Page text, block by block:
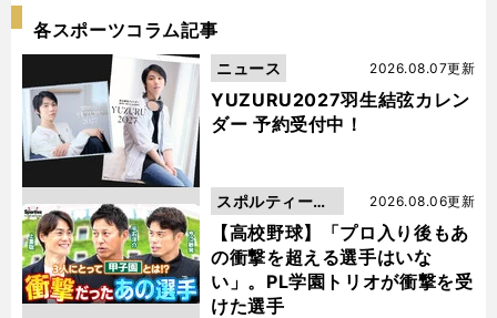
各スポーツコラム記事
YUZURU2027羽生結弦カレン
ダー 予約受付中！
2026.08.07更新
ニュース
【高校野球】「プロ入り後もあ
の衝撃を超える選手はいな
い」。PL学園トリオが衝撃を受
けた選手
2026.08.06更新
スポルティーバ
動画